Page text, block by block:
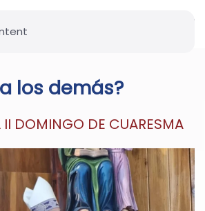
los demás?
II DOMINGO DE CUARESMA